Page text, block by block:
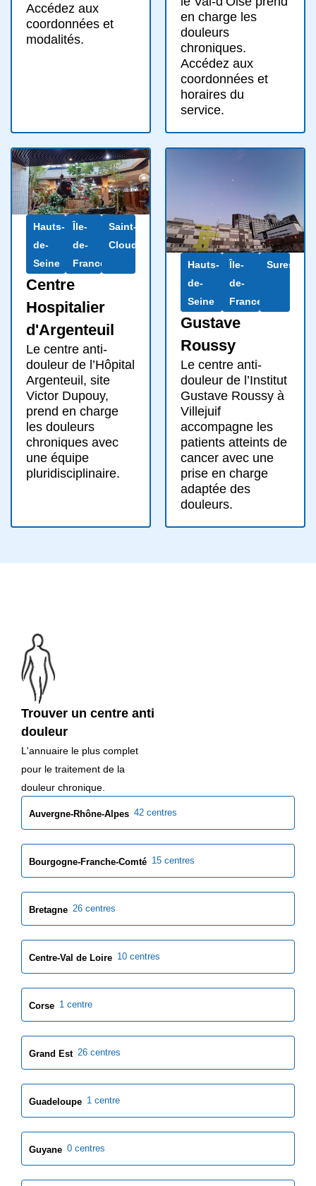
Accédez aux
coordonnées et
modalités.
en charge les
douleurs
chroniques.
Accédez aux
coordonnées et
horaires du
service.
Hauts-
de-
Seine
Île-
de-
France
Saint-
Cloud
Centre
Hospitalier
d'Argenteuil
Le centre anti-
douleur de l’Hôpital
Argenteuil, site
Victor Dupouy,
prend en charge
les douleurs
chroniques avec
une équipe
pluridisciplinaire.
Hauts-
de-
Seine
Île-
de-
France
Suresnes
Gustave
Roussy
Le centre anti-
douleur de l’Institut
Gustave Roussy à
Villejuif
accompagne les
patients atteints de
cancer avec une
prise en charge
adaptée des
douleurs.
Trouver un centre anti
douleur
L'annuaire le plus complet
pour le traitement de la
douleur chronique.
Auvergne-Rhône-Alpes 42 centres
Bourgogne-Franche-Comté 15 centres
Bretagne 26 centres
Centre-Val de Loire 10 centres
Corse 1 centre
Grand Est 26 centres
Guadeloupe 1 centre
Guyane 0 centres